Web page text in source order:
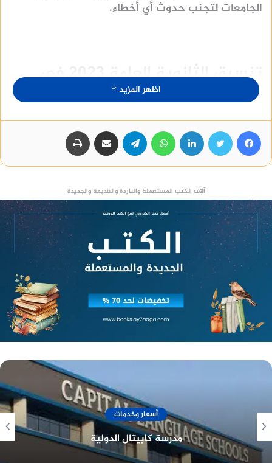
الجامعات لتجنب حدوث أي أخطاء.
تنسيق الثانوية العامة 2023 في
اسيوط المرحلة الثانية
وذكر مسؤول في جامعة أسيوط، أن تنسيق الثانوية
العامة 2023 في محافظة أسيوط المرحلة الثانية،
سيبدأ بعد انتهاء تنسيق المرحلة الأولى، حيث سيتم
استقبال الطلاب الناجحين في الثانوية العامة هذا العام
في معملين للحاسوب لمساعدتهم في اختيار الرغبات
وتزويدهم بالمعلومات التعريفية حول كيفية استخدام
الموقع الإلكتروني للتسجيل، بالإضافة إلى توضيح
قواعد وأسلوب تسجيل الرغبات بدقة.
منصة وساطة لبيع العقارات مجانا
تنسيق الثانوية العامة 2023 في
وأشار رئيس جامعة أسيوط في تصريحات سابقة،
ينقلها أن تنسيق الثانوية العامة 2023 في محافظة
أسيوط المرحلة الثانية، سيتم من الساعة التاسعة
صباحًا حتى الرابعة عصرًا، وسيتم تقديم نصائح للطلاب
اظهر المزيد
آلاف الكتب المستعملة والناردة والقديمة والجديدة
تعليم وجامعات
مدرسة ايليت للغات